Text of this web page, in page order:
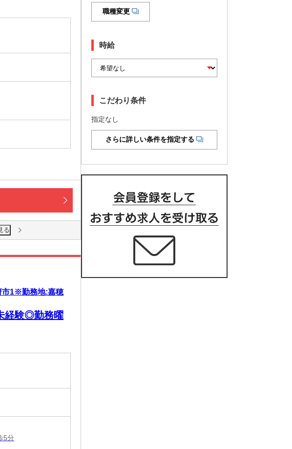
る
市1※勤務地:嘉穂
経験◎勤務曜
5分
職種変更
時給
こだわり条件
指定なし
さらに詳しい条件を指定する